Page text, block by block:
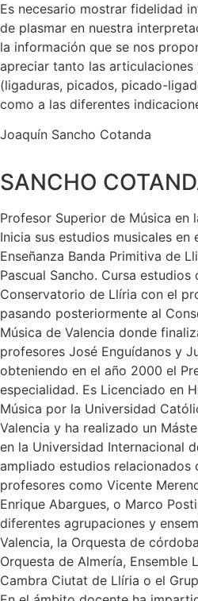
Es necesario mostrar fidelidad
de plasmar en nuestra
la información que se nos
apreciar tanto las articulaciones
(ligaduras, picados, picado-
como a las diferentes
Joaquín Sancho Cotanda
SANCHO
Profesor Superior de Música en
Inicia sus estudios musicales en
Enseñanza Banda Primitiva de
Pascual Sancho. Cursa
Conservatorio de Llíria con el
pasando posteriormente al
Música de Valencia donde
profesores José Enguídanos y
obteniendo en el año 2000 el
especialidad. Es Licenciado en
Música por la Universidad
Valencia y ha realizado un
en la Universidad Internacional
ampliado estudios relacionados
profesores como Vicente
Enrique Abargues, o Marco
diferentes agrupaciones y
Valencia, la Orquesta de
Orquesta de Almería, Ensemble
Cambra Ciutat de Llíria o el